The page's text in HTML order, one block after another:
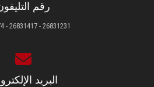
رقم
26831231 - 26831417 - 26831474
البريد